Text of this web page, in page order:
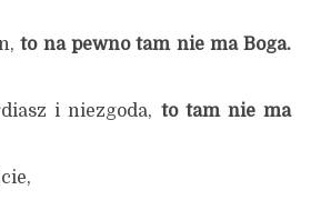
to na pewno tam nie ma Boga.
i niezgoda, to tam nie ma